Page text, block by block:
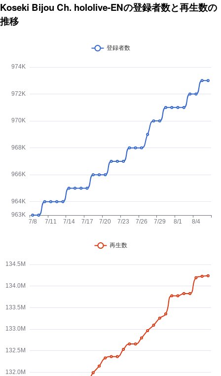
Koseki Bijou Ch. hololive-ENの登録者数と再生数の
推移